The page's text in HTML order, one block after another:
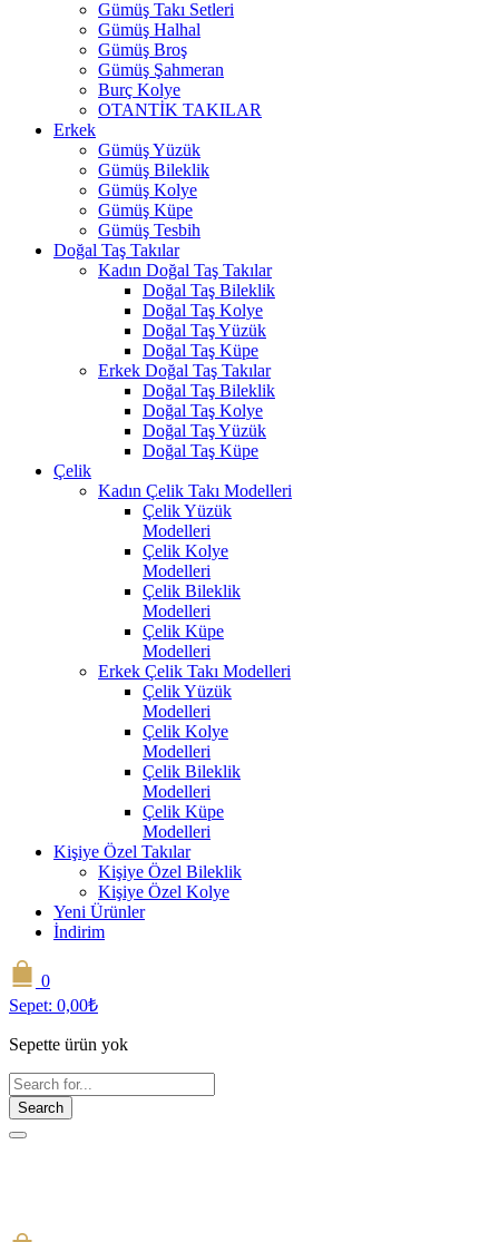
Gümüş Takı Setleri
Gümüş Halhal
Gümüş Broş
Gümüş Şahmeran
Burç Kolye
OTANTİK TAKILAR
Erkek
Gümüş Yüzük
Gümüş Bileklik
Gümüş Kolye
Gümüş Küpe
Gümüş Tesbih
Doğal Taş Takılar
Kadın Doğal Taş Takılar
Doğal Taş Bileklik
Doğal Taş Kolye
Doğal Taş Yüzük
Doğal Taş Küpe
Erkek Doğal Taş Takılar
Doğal Taş Bileklik
Doğal Taş Kolye
Doğal Taş Yüzük
Doğal Taş Küpe
Çelik
Kadın Çelik Takı Modelleri
Çelik Yüzük
Modelleri
Çelik Kolye
Modelleri
Çelik Bileklik
Modelleri
Çelik Küpe
Modelleri
Erkek Çelik Takı Modelleri
Çelik Yüzük
Modelleri
Çelik Kolye
Modelleri
Çelik Bileklik
Modelleri
Çelik Küpe
Modelleri
Kişiye Özel Takılar
Kişiye Özel Bileklik
Kişiye Özel Kolye
Yeni Ürünler
İndirim
0
Sepet: 0,00₺
Sepette ürün yok
Search